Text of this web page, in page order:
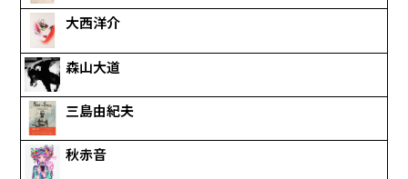
大西洋介
森山大道
三島由紀夫
秋赤音